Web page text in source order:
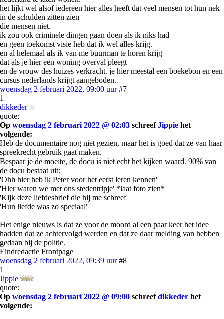
het lijkt wel alsof iedereen hier alles heeft dat veel mensen tot hun nek
in de schulden zitten zien
die mensen niet.
ik zou ook criminele dingen gaan doen als ik niks had
en geen toekomst visie heb dat ik wel alles krijg.
en al helemaal als ik van me buurman te horen krijg
dat als je hier een woning overval pleegt
en de vrouw des huizes verkracht. je hier meestal een boekebon en een
cursus nederlands krijgt aangeboden.
woensdag 2 februari 2022, 09:00 uur #7
1
dikkeder
quote:
Op woensdag 2 februari 2022 @ 02:03 schreefJippie het
volgende:
Heb de documentaire nog niet gezien, maar het is goed dat ze van haar
spreekrecht gebruik gaat maken.
Bespaar je de moeite, de docu is niet echt het kijken waard. 90% van
de docu bestaat uit:
'Ohh hier heb ik Peter voor het eerst leren kennen'
'Hier waren we met ons stedentripje' *laat foto zien*
'Kijk deze liefdesbrief die hij me schreef'
'Hun liefde was zo speciaal'
Het enige nieuws is dat ze voor de moord al een paar keer het idee
hadden dat ze achtervolgd werden en dat ze daar melding van hebben
gedaan bij de politie.
Eindredactie Frontpage
woensdag 2 februari 2022, 09:39 uur #8
1
Jippie
quote:
Op woensdag 2 februari 2022 @ 09:00 schreefdikkeder het
volgende: